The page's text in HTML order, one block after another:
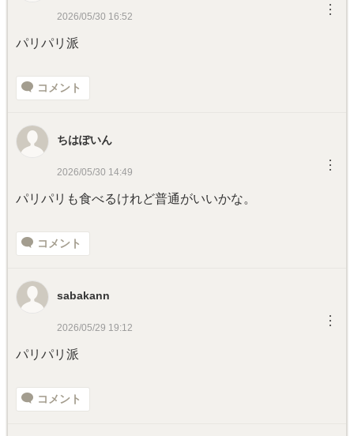
2026/05/30 16:52 ︙
パリパリ派
コメント
ちはぽいん
2026/05/30 14:49 ︙
パリパリも食べるけれど普通がいいかな。
コメント
sabakann
2026/05/29 19:12 ︙
パリパリ派
コメント